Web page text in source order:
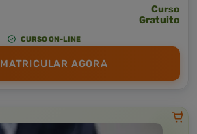
Curso
Gratuito
CURSO ON-LINE
MATRICULAR AGORA